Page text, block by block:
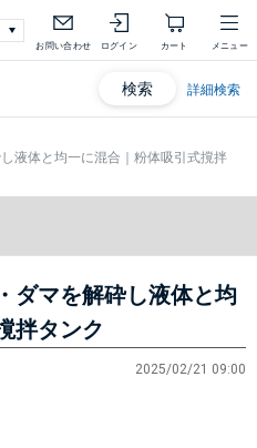
お問い合わせ ログイン カート メニュー
検索 詳細検索
液体と均一に混合｜粉体吸引式撹拌
ダマを解砕し液体と均
拌タンク
2025/02/21 09:00